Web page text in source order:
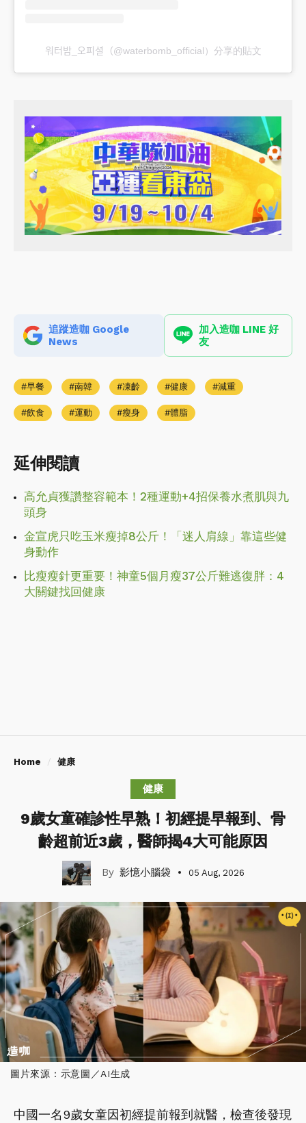
워터밤_오피셜（@waterbomb_official）分享的貼文
追蹤造咖 Google
News
加入造咖 LINE 好
友
早餐 南韓 凍齡 健康 減重
飲食 運動 瘦身 體脂
延伸閱讀
高允貞獲讚整容範本！2種運動+4招保養水煮肌與九
頭身
金宣虎只吃玉米瘦掉8公斤！「迷人肩線」靠這些健
身動作
比瘦瘦針更重要！神童5個月瘦37公斤難逃復胖：4
大關鍵找回健康
Home 健康
健康
9歲女童確診性早熟！初經提早報到、骨
齡超前近3歲，醫師揭4大可能原因
影憶小腦袋 05 Aug, 2026
圖片來源：示意圖／AI生成
中國一名9歲女童因初經提前報到就醫，檢查後發現